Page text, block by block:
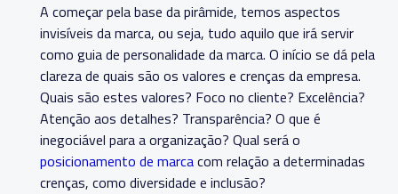
A começar pela base da pirâmide, temos aspectos
invisíveis da marca, ou seja, tudo aquilo que irá servir
como guia de personalidade da marca. O início se dá pela
clareza de quais são os valores e crenças da empresa.
Quais são estes valores? Foco no cliente? Excelência?
Atenção aos detalhes? Transparência? O que é
inegociável para a organização? Qual será o
posicionamento de marcacom relação a determinadas
crenças, como diversidade e inclusão?